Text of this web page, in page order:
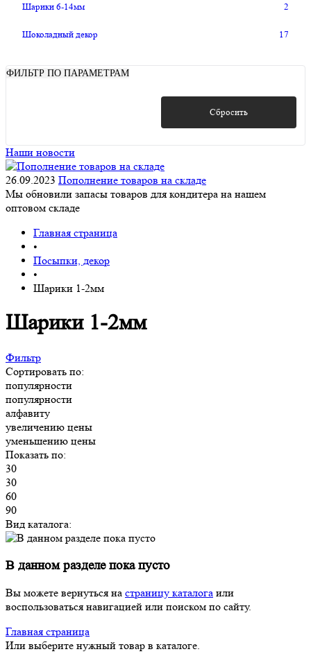
Шарики 6-14мм 2
Шоколадный декор 17
ФИЛЬТР ПО ПАРАМЕТРАМ
Сбросить
Наши новости
26.09.2023 Пополнение товаров на складе
Мы обновили запасы товаров для кондитера на нашем
оптовом складе
Главная страница
•
Посыпки, декор
•
Шарики 1-2мм
Шарики 1-2мм
Фильтр
Сортировать по:
популярности
популярности
алфавиту
увеличению цены
уменьшению цены
Показать по:
30
30
60
90
Вид каталога:
В данном разделе пока пусто
Вы можете вернуться на страницу каталога или
воспользоваться навигацией или поиском по сайту.
Главная страница
Или выберите нужный товар в каталоге.